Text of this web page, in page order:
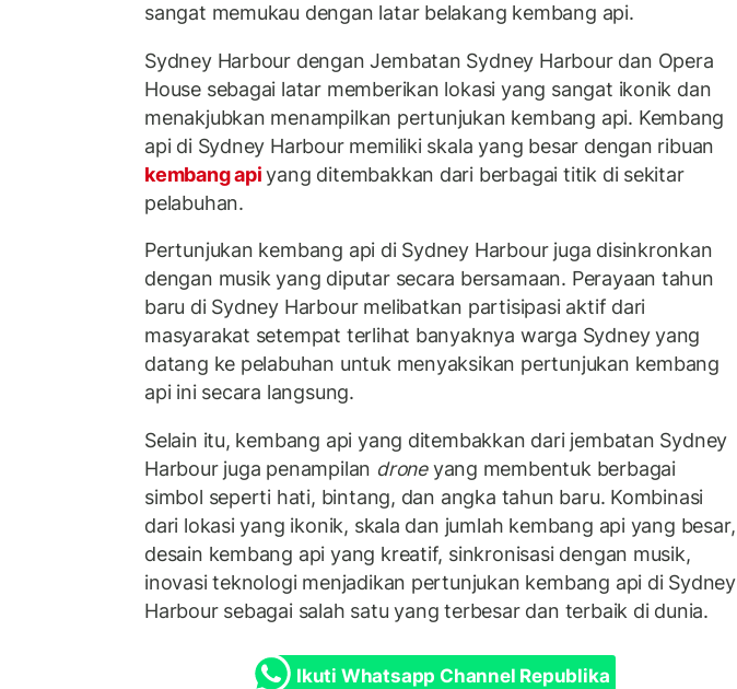
sangat memukau dengan latar belakang kembang api.
Sydney Harbour dengan Jembatan Sydney Harbour dan Opera
House sebagai latar memberikan lokasi yang sangat ikonik dan
menakjubkan menampilkan pertunjukan kembang api. Kembang
api di Sydney Harbour memiliki skala yang besar dengan ribuan
kembang apiyang ditembakkan dari berbagai titik di sekitar
pelabuhan.
Pertunjukan kembang api di Sydney Harbour juga disinkronkan
dengan musik yang diputar secara bersamaan. Perayaan tahun
baru di Sydney Harbour melibatkan partisipasi aktif dari
masyarakat setempat terlihat banyaknya warga Sydney yang
datang ke pelabuhan untuk menyaksikan pertunjukan kembang
api ini secara langsung.
Selain itu, kembang api yang ditembakkan dari jembatan Sydney
Harbour juga penampilan droneyang membentuk berbagai
simbol seperti hati, bintang, dan angka tahun baru. Kombinasi
dari lokasi yang ikonik, skala dan jumlah kembang api yang besar,
desain kembang api yang kreatif, sinkronisasi dengan musik,
inovasi teknologi menjadikan pertunjukan kembang api di Sydney
Harbour sebagai salah satu yang terbesar dan terbaik di dunia.
Ikuti Whatsapp Channel Republika